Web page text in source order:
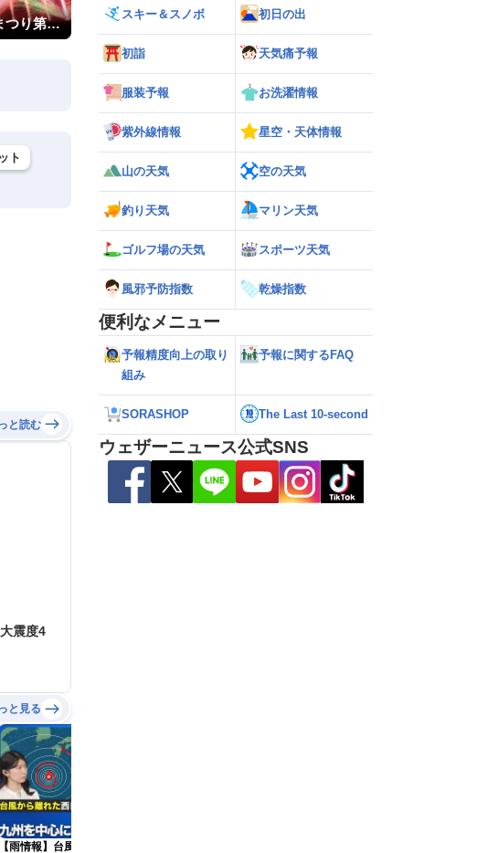
市川三郷町ふるさと夏まつり第38回神明の花火大会
ト
と読む
震度4
と見る
【雨情報】台風から離れた西日本太平洋
スキー＆スノボ 初日の出
初詣 天気痛予報
服装予報 お洗濯情報
紫外線情報 星空・天体情報
山の天気 空の天気
釣り天気 マリン天気
ゴルフ場の天気 スポーツ天気
風邪予防指数 乾燥指数
便利なメニュー
予報精度向上の取り
組み
予報に関するFAQ
SORASHOP The Last 10-second
ウェザーニュース公式SNS